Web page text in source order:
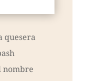
quesera
nombre